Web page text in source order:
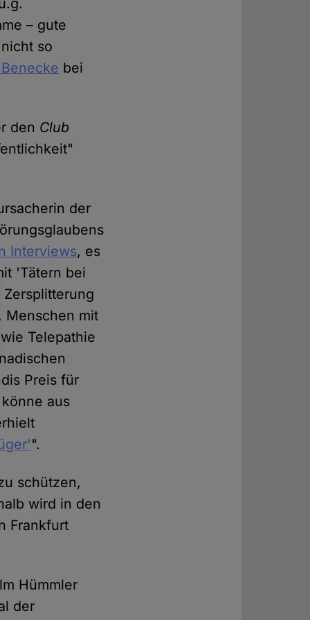
– gute
so
bei
den Club
der
Interviews, es
'Tätern bei
Menschen mit
Telepathie
Preis für
aus
".
schützen,
wird in den
Frankfurt
Hümmler
der